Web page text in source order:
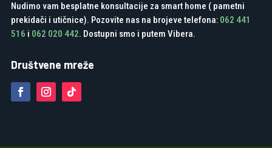
Nudimo vam besplatne konsultacije za smart home ( pametni
prekidači i utičnice). Pozovite nas na brojeve telefona: 062 441
516 i 062 020 442. Dostupni smo i putem Vibera.
Društvene mreže